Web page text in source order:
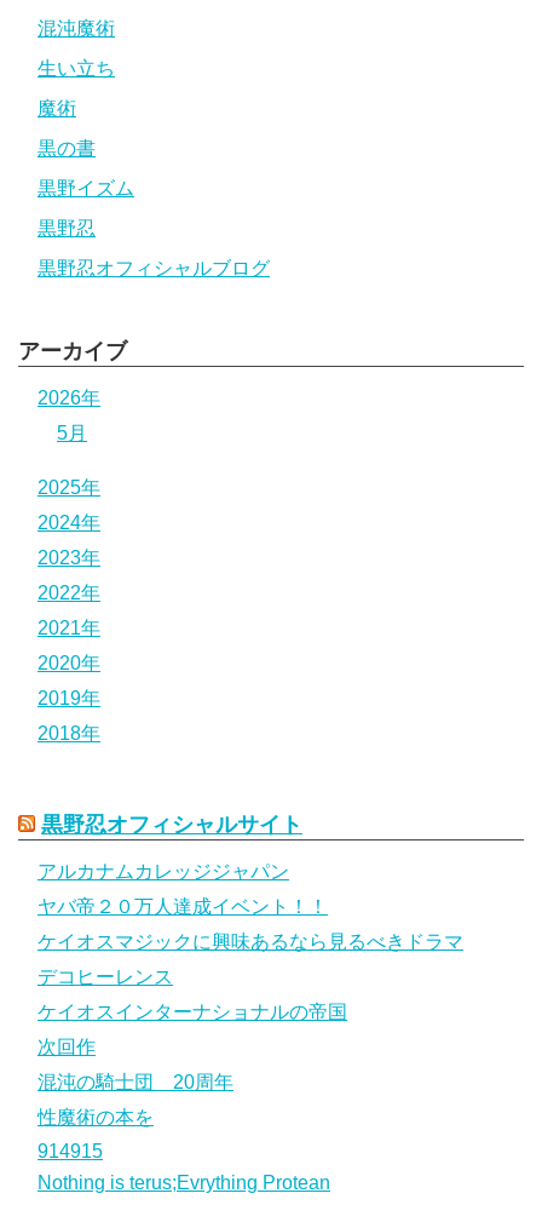
混沌魔術
生い立ち
魔術
黒の書
黒野イズム
黒野忍
黒野忍オフィシャルブログ
アーカイブ
2026年
5月
2025年
2024年
2023年
2022年
2021年
2020年
2019年
2018年
黒野忍オフィシャルサイト
アルカナムカレッジジャパン
ヤバ帝２０万人達成イベント！！
ケイオスマジックに興味あるなら見るべきドラマ
デコヒーレンス
ケイオスインターナショナルの帝国
次回作
混沌の騎士団 20周年
性魔術の本を
914915
Nothing is terus;Evrything Protean